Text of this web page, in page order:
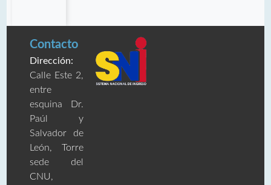
Contacto
Dirección:
Calle Este 2,
entre
esquina Dr.
Paúl y
Salvador de
León, Torre
sede del
CNU,